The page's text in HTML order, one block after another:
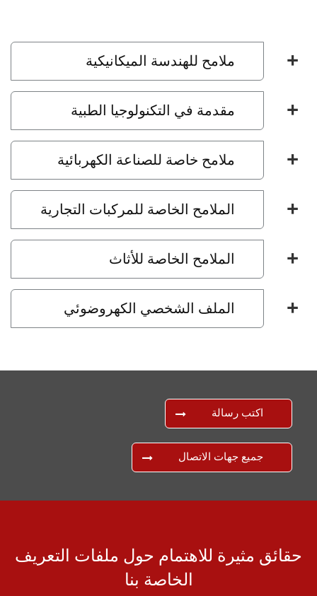
ملامح للهندسة الميكانيكية
مقدمة في التكنولوجيا الطبية
ملامح خاصة للصناعة الكهربائية
الملامح الخاصة للمركبات التجارية
الملامح الخاصة للأثاث
الملف الشخصي الكهروضوئي
اكتب رسالة
جميع جهات الاتصال
مثيرة للاهتمام حول ملفات التعريف
الخاصة بنا